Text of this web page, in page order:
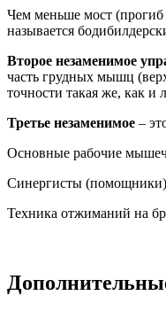
Чем меньше мост
называется
Второе незаменимое
часть грудных мышц
точности такая же, как и
Третье незаменимое –
Основные рабочие
Синергисты
Техника отжиманий на